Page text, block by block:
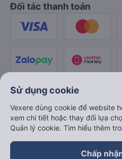
Đối tác thanh toán
Sử dụng cookie
Vexere dùng cookie để website
xem chi tiết hoặc thay đổi lựa
Quản lý cookie. Tìm hiểu thêm
Chấp